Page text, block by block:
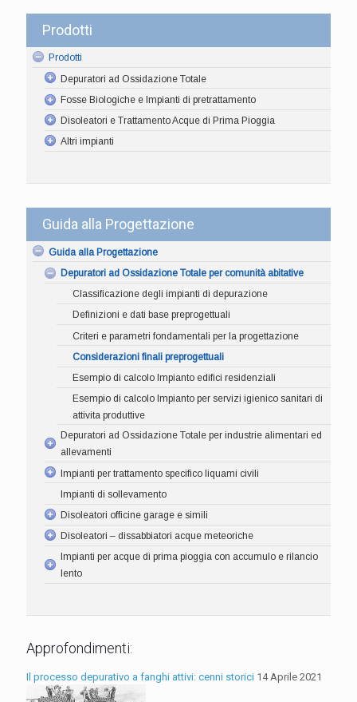
Prodotti
Prodotti
Depuratori ad Ossidazione Totale
Fosse Biologiche e Impianti di pretrattamento
Disoleatori e Trattamento Acque di Prima Pioggia
Altri impianti
Guida alla Progettazione
Guida alla Progettazione
Depuratori ad Ossidazione Totale per comunità abitative
Classificazione degli impianti di depurazione
Definizioni e dati base preprogettuali
Criteri e parametri fondamentali per la progettazione
Considerazioni finali preprogettuali
Esempio di calcolo Impianto edifici residenziali
Esempio di calcolo Impianto per servizi igienico sanitari di
attivita produttive
Depuratori ad Ossidazione Totale per industrie alimentari ed
allevamenti
Impianti per trattamento specifico liquami civili
Impianti di sollevamento
Disoleatori officine garage e simili
Disoleatori – dissabbiatori acque meteoriche
Impianti per acque di prima pioggia con accumulo e rilancio
lento
Approfondimenti:
Il processo depurativo a fanghi attivi: cenni storici 14 Aprile 2021